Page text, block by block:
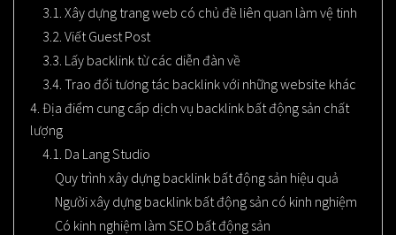
3.1. Xây dựng trang web có chủ đề liên quan làm vệ tinh
3.2. Viết Guest Post
3.3. Lấy backlink từ các diễn đàn về
3.4. Trao đổi tương tác backlink với những website khác
4. Địa điểm cung cấp dịch vụ backlink bất động sản chất
lượng
4.1. Da Lang Studio
Quy trình xây dựng backlink bất động sản hiệu quả
Người xây dựng backlink bất động sản có kinh nghiệm
Có kinh nghiệm làm SEO bất động sản